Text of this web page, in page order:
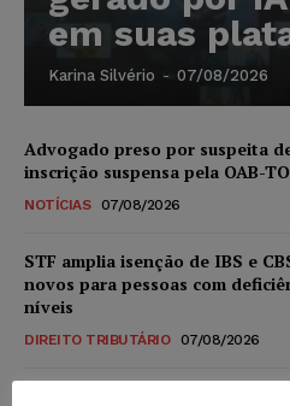
em suas
Karina Silvério - 07/08/2026
Advogado preso por suspeita
inscrição suspensa pela OAB-TO
NOTÍCIAS 07/08/2026
STF amplia isenção de IBS e
novos para pessoas com
níveis
DIREITO TRIBUTÁRIO 07/08/2026